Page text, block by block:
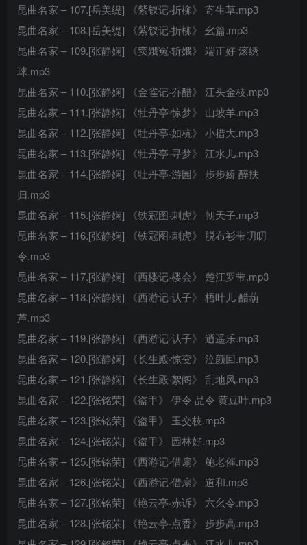
昆曲名家 – 107.[岳美缇] 《紫钗记·折柳》 寄生草.mp3
昆曲名家 – 108.[岳美缇] 《紫钗记·折柳》 幺篇.mp3
昆曲名家 – 109.[张静娴] 《窦娥冤·斩娥》 端正好 滚绣
球.mp3
昆曲名家 – 110.[张静娴] 《金雀记·乔醋》 江头金枝.mp3
昆曲名家 – 111.[张静娴] 《牡丹亭·惊梦》 山坡羊.mp3
昆曲名家 – 112.[张静娴] 《牡丹亭·如杭》 小措大.mp3
昆曲名家 – 113.[张静娴] 《牡丹亭·寻梦》 江水儿.mp3
昆曲名家 – 114.[张静娴] 《牡丹亭·游园》 步步娇 醉扶
归.mp3
昆曲名家 – 115.[张静娴] 《铁冠图·刺虎》 朝天子.mp3
昆曲名家 – 116.[张静娴] 《铁冠图·刺虎》 脱布衫带叨叨
令.mp3
昆曲名家 – 117.[张静娴] 《西楼记·楼会》 楚江罗带.mp3
昆曲名家 – 118.[张静娴] 《西游记·认子》 梧叶儿 醋葫
芦.mp3
昆曲名家 – 119.[张静娴] 《西游记·认子》 逍遥乐.mp3
昆曲名家 – 120.[张静娴] 《长生殿·惊变》 泣颜回.mp3
昆曲名家 – 121.[张静娴] 《长生殿·絮阁》 刮地风.mp3
昆曲名家 – 122.[张铭荣] 《盗甲》 伊令 品令 黄豆叶.mp3
昆曲名家 – 123.[张铭荣] 《盗甲》 玉交枝.mp3
昆曲名家 – 124.[张铭荣] 《盗甲》 园林好.mp3
昆曲名家 – 125.[张铭荣] 《西游记·借扇》 鲍老催.mp3
昆曲名家 – 126.[张铭荣] 《西游记·借扇》 道和.mp3
昆曲名家 – 127.[张铭荣] 《艳云亭·赤诉》 六幺令.mp3
昆曲名家 – 128.[张铭荣] 《艳云亭·点香》 步步高.mp3